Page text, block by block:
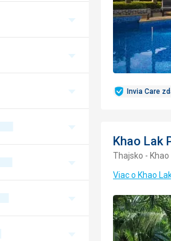
Invia Care
Khao Lak
Thajsko -
Viac o Khao